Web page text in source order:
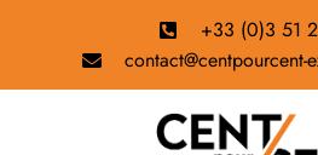
+33 (0)3 51